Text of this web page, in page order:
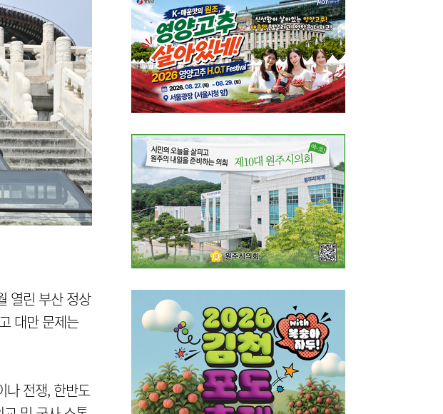
열린 부산 정상
대만 문제는
나 전쟁, 한반도